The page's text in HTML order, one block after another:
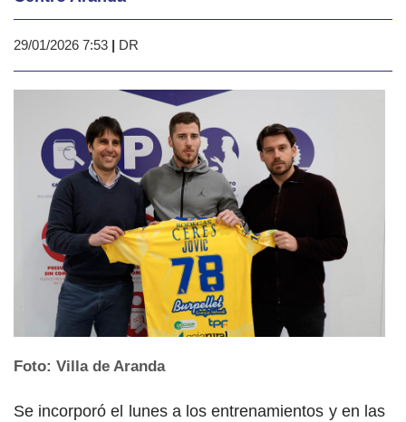
29/01/2026 7:53 | DR
Foto: Villa de Aranda
Se incorporó el lunes a los entrenamientos y en las